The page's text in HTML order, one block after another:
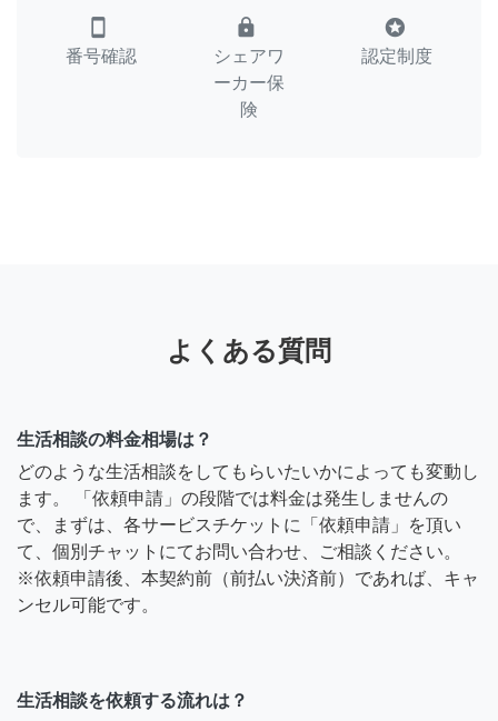
smartphone
番号確認
lock
シェアワ
ーカー保
険
stars
認定制度
よくある質問
生活相談の料金相場は？
どのような生活相談をしてもらいたいかによっても変動し
ます。 「依頼申請」の段階では料金は発生しませんの
で、まずは、各サービスチケットに「依頼申請」を頂い
て、個別チャットにてお問い合わせ、ご相談ください。
※依頼申請後、本契約前（前払い決済前）であれば、キャ
ンセル可能です。
生活相談を依頼する流れは？